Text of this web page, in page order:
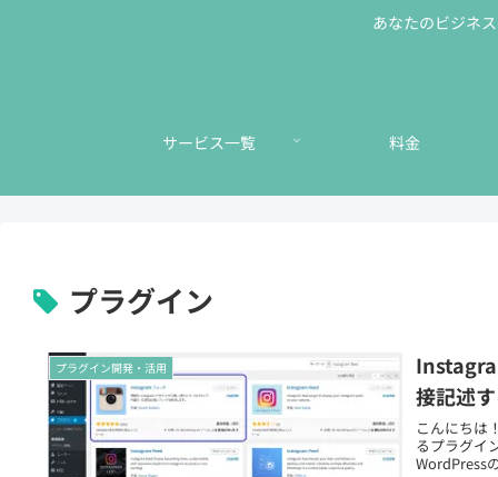
あなたのビジネ
サービス一覧 料金
プラグイン
プラグイン開発・活用
接記述
こんにちは
るプラグイ
WordPress